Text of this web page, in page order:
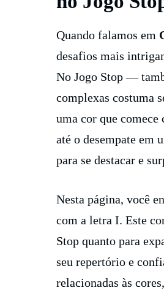
Quando falamos em
desafios mais
No Jogo Stop —
complexas costuma
uma cor que comece
até o desempate em
para se destacar e
Nesta página, você
com a letra I. Este
Stop quanto para
seu repertório e
relacionadas às